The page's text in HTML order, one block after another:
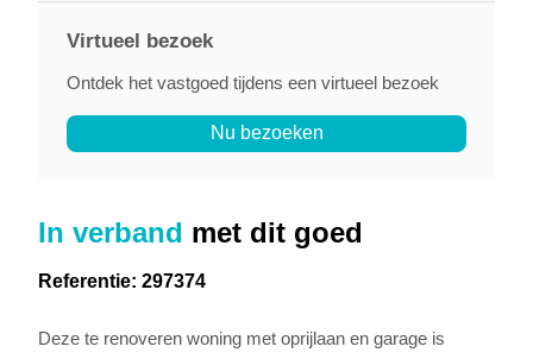
In verband met dit goed
Referentie: 297374
Deze te renoveren woning met oprijlaan en garage is
Virtueel bezoek
Ontdek het vastgoed tijdens een virtueel bezoek
Nu bezoeken